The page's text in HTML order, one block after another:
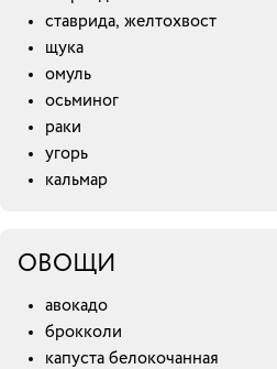
ставрида, желтохвост
щука
омуль
осьминог
раки
угорь
кальмар
ОВОЩИ
авокадо
брокколи
капуста белокочанная